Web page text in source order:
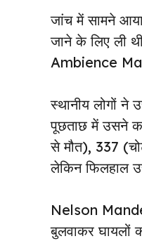
जांच में सामने
जाने के लिए ली
Ambience
स्थानीय लोगों
पूछताछ में उसने
से मौत), 337
लेकिन फिलहाल
Nelson
बुलवाकर